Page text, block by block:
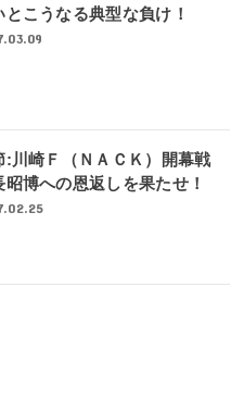
とこうなる典型な負け！
:川崎Ｆ（ＮＡＣＫ）開幕戦
昭博への恩返しを果たせ！